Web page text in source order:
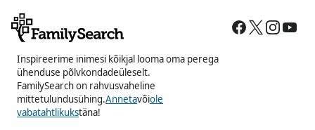
Inspireerime inimesi kõikjal looma oma perega
ühenduse põlvkondadeüleselt.
FamilySearch on rahvusvaheline
mittetulundusühing.Annetavõiole
vabatahtlikukstäna!